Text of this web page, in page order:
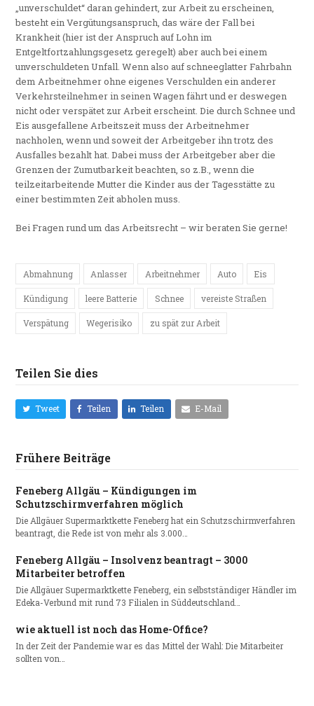
„unverschuldet“ daran gehindert, zur Arbeit zu erscheinen,
besteht ein Vergütungsanspruch, das wäre der Fall bei
Krankheit (hier ist der Anspruch auf Lohn im
Entgeltfortzahlungsgesetz geregelt) aber auch bei einem
unverschuldeten Unfall. Wenn also auf schneeglatter Fahrbahn
dem Arbeitnehmer ohne eigenes Verschulden ein anderer
Verkehrsteilnehmer in seinen Wagen fährt und er deswegen
nicht oder verspätet zur Arbeit erscheint. Die durch Schnee und
Eis ausgefallene Arbeitszeit muss der Arbeitnehmer
nachholen, wenn und soweit der Arbeitgeber ihn trotz des
Ausfalles bezahlt hat. Dabei muss der Arbeitgeber aber die
Grenzen der Zumutbarkeit beachten, so z.B., wenn die
teilzeitarbeitende Mutter die Kinder aus der Tagesstätte zu
einer bestimmten Zeit abholen muss.
Bei Fragen rund um das Arbeitsrecht – wir beraten Sie gerne!
Abmahnung Anlasser Arbeitnehmer Auto Eis
Kündigung leere Batterie Schnee vereiste Straßen
Verspätung Wegerisiko zu spät zur Arbeit
Teilen Sie dies
Tweet Teilen Teilen E-Mail
Frühere Beiträge
Feneberg Allgäu – Kündigungen im
Schutzschirmverfahren möglich
Die Allgäuer Supermarktkette Feneberg hat ein Schutzschirmverfahren
beantragt, die Rede ist von mehr als 3.000…
Feneberg Allgäu – Insolvenz beantragt – 3000
Mitarbeiter betroffen
Die Allgäuer Supermarktkette Feneberg, ein selbstständiger Händler im
Edeka-Verbund mit rund 73 Filialen in Süddeutschland…
wie aktuell ist noch das Home-Office?
In der Zeit der Pandemie war es das Mittel der Wahl: Die Mitarbeiter
sollten von…